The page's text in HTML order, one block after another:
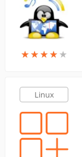
★★★★ ★
★★★★ ★
Linux